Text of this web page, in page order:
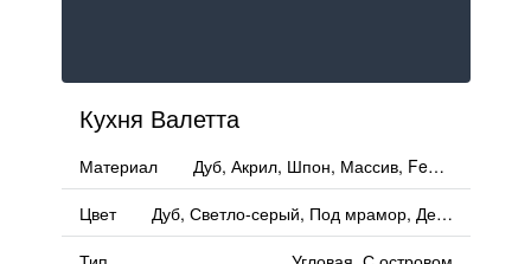
Кухня Валетта
Материал
Дуб, Акрил, Шпон, Массив, Fenix, Пластик, Дерево
Цвет
Дуб, Светло-серый, Под мрамор, Дерево, Серый